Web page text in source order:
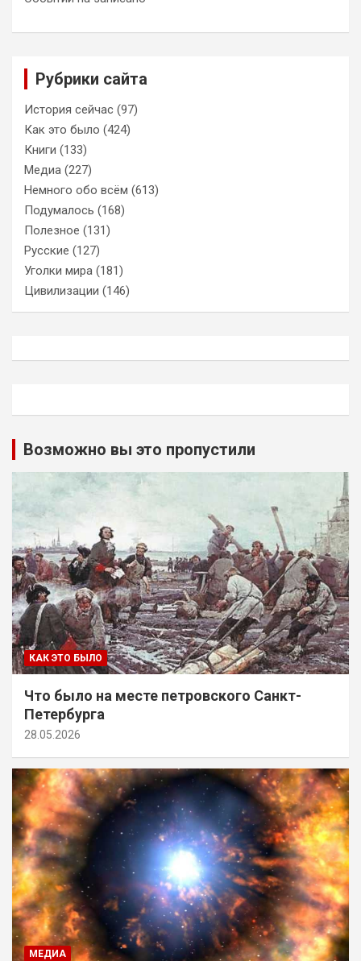
Рубрики сайта
История сейчас (97)
Как это было (424)
Книги (133)
Медиа (227)
Немного обо всём (613)
Подумалось (168)
Полезное (131)
Русские (127)
Уголки мира (181)
Цивилизации (146)
Возможно вы это пропустили
КАК ЭТО БЫЛО
Что было на месте петровского Санкт-
Петербурга
28.05.2026
МЕДИА